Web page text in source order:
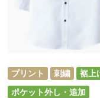
プリント 刺繍
裾上
ポケット外し・追加